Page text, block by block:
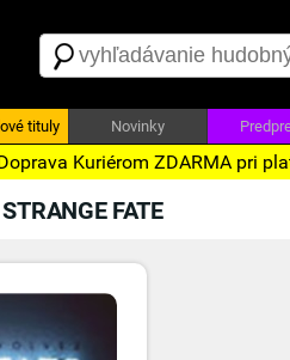
tituly Novinky
Kuriérom ZDARMA pri
STRANGE FATE